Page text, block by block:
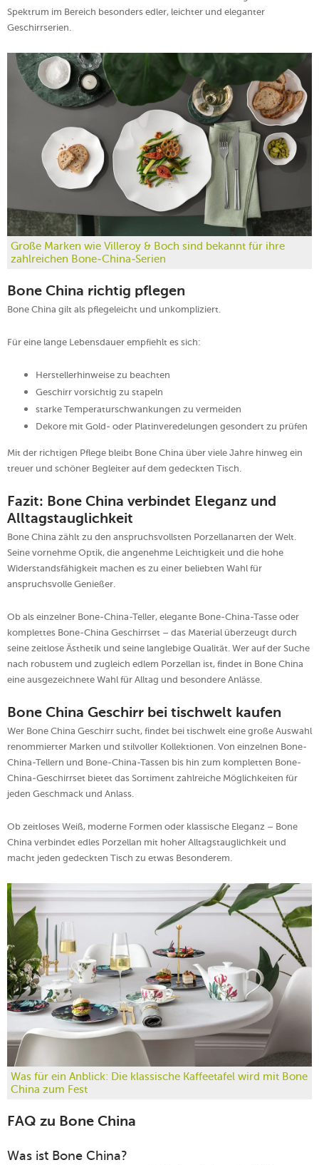
Spektrum im Bereich besonders edler, leichter und eleganter
Geschirrserien.
Große Marken wie Villeroy & Boch sind bekannt für ihre
zahlreichen Bone-China-Serien
Bone China richtig pflegen
Bone China gilt als pflegeleicht und unkompliziert.
Für eine lange Lebensdauer empfiehlt es sich:
Herstellerhinweise zu beachten
Geschirr vorsichtig zu stapeln
starke Temperaturschwankungen zu vermeiden
Dekore mit Gold- oder Platinveredelungen gesondert zu prüfen
Mit der richtigen Pflege bleibt Bone China über viele Jahre hinweg ein
treuer und schöner Begleiter auf dem gedeckten Tisch.
Fazit: Bone China verbindet Eleganz und
Alltagstauglichkeit
Bone China zählt zu den anspruchsvollsten Porzellanarten der Welt.
Seine vornehme Optik, die angenehme Leichtigkeit und die hohe
Widerstandsfähigkeit machen es zu einer beliebten Wahl für
anspruchsvolle Genießer.
Ob als einzelner Bone-China-Teller, elegante Bone-China-Tasse oder
komplettes Bone-China Geschirrset – das Material überzeugt durch
seine zeitlose Ästhetik und seine langlebige Qualität. Wer auf der Suche
nach robustem und zugleich edlem Porzellan ist, findet in Bone China
eine ausgezeichnete Wahl für Alltag und besondere Anlässe.
Bone China Geschirr bei tischwelt kaufen
Wer Bone China Geschirr sucht, findet bei tischwelt eine große Auswahl
renommierter Marken und stilvoller Kollektionen. Von einzelnen Bone-
China-Tellern und Bone-China-Tassen bis hin zum kompletten Bone-
China-Geschirrset bietet das Sortiment zahlreiche Möglichkeiten für
jeden Geschmack und Anlass.
Ob zeitloses Weiß, moderne Formen oder klassische Eleganz – Bone
China verbindet edles Porzellan mit hoher Alltagstauglichkeit und
macht jeden gedeckten Tisch zu etwas Besonderem.
Was für ein Anblick: Die klassische Kaffeetafel wird mit Bone
China zum Fest
FAQ zu Bone China
Was ist Bone China?